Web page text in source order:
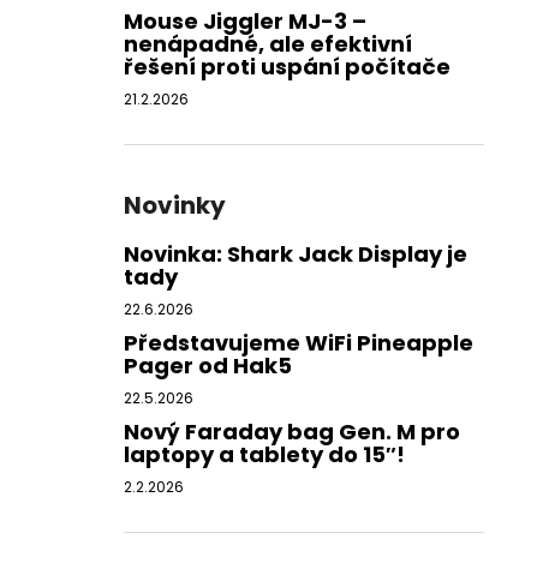
Mouse Jiggler MJ-3 –
nenápadné, ale efektivní
řešení proti uspání počítače
21.2.2026
Novinky
Novinka: Shark Jack Display je
tady
22.6.2026
Představujeme WiFi Pineapple
Pager od Hak5
22.5.2026
Nový Faraday bag Gen. M pro
laptopy a tablety do 15″!
2.2.2026